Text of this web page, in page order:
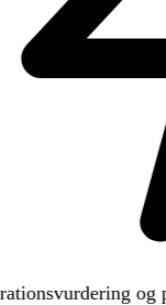
og